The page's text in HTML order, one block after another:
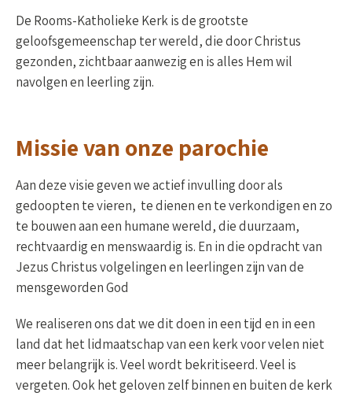
De Rooms-Katholieke Kerk is de grootste
geloofsgemeenschap ter wereld, die door Christus
gezonden, zichtbaar aanwezig en is alles Hem wil
navolgen en leerling zijn.
Missie van onze parochie
Aan deze visie geven we actief invulling door als
gedoopten te vieren, te dienen en te verkondigen en zo
te bouwen aan een humane wereld, die duurzaam,
rechtvaardig en menswaardig is. En in die opdracht van
Jezus Christus volgelingen en leerlingen zijn van de
mensgeworden God
We realiseren ons dat we dit doen in een tijd en in een
land dat het lidmaatschap van een kerk voor velen niet
meer belangrijk is. Veel wordt bekritiseerd. Veel is
vergeten. Ook het geloven zelf binnen en buiten de kerk